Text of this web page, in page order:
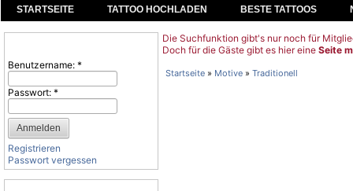
STARTSEITE TATTOO HOCHLADEN BESTE TATTOOS
Benutzername: *
Passwort: *
Registrieren
Passwort vergessen
Die Suchfunktion gibt's nur noch für
Doch für die Gäste gibt es hier eine Seite
Startseite » Motive » Traditionell